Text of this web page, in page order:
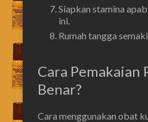
Siapkan stamina
ini.
Rumah tangga
Cara Pemakaian
Benar?
Cara menggunakan obat